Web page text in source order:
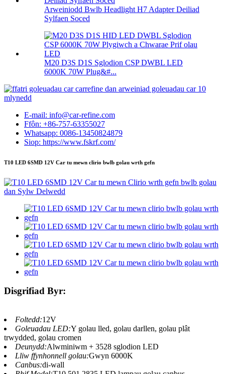
Arweiniodd Bwlb Headlight H7 Adapter Deiliad
Sylfaen Soced
M20 D3S D1S Sglodion CSP DWBL LED
6000K 70W Plug&#...
E-mail: info@car-refine.com
Ffôn: +86-757-63355027
Whatsapp: 0086-13450824879
Siop: https://www.fskrf.com/
T10 LED 6SMD 12V Car tu mewn clirio bwlb golau wrth gefn
Disgrifiad Byr:
Foltedd:12V
Goleuadau LED:Y golau lled, golau darllen, golau plât
trwydded, golau cromen
Deunydd:Alwminiwm + 3528 sglodion LED
Lliw ffynhonnell golau:Gwyn 6000K
Canbus:di-wall